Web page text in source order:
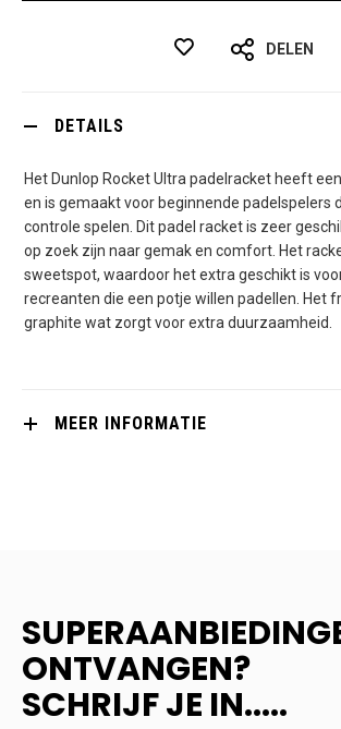
DELEN
DETAILS
Het Dunlop Rocket Ultra padelracket heeft
en is gemaakt voor beginnende padelspelers
controle spelen. Dit padel racket is zeer
op zoek zijn naar gemak en comfort. Het
sweetspot, waardoor het extra geschikt is
recreanten die een potje willen padellen. Het
graphite wat zorgt voor extra duurzaamheid.
MEER INFORMATIE
ONTVANGEN?
SCHRIJF JE IN.....